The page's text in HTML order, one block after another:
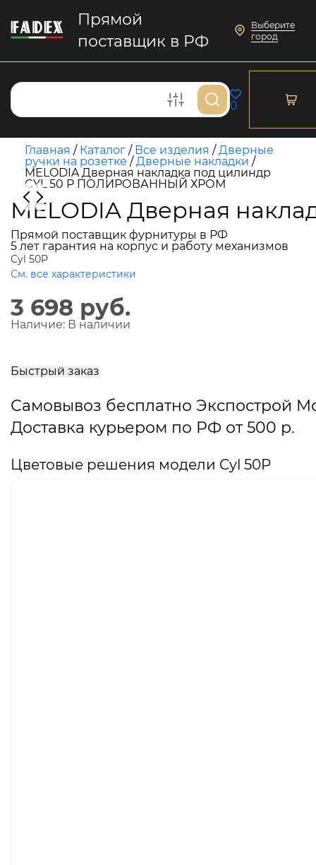
Прямой
поставщик в РФ
Выберите
город
0
Главная / Каталог / Все изделия /Дверные
ручки на розетке /Дверные накладки /
MELODIA Дверная накладка под цилиндр
CYL 50 P ПОЛИРОВАННЫЙ ХРОМ
MELODIA Дверная
Прямой поставщик фурнитуры в РФ
5 лет гарантия на корпус и работу механизмов
Cyl 50P
См. все характеристики
3 698 руб.
Наличие: В наличии
Быстрый заказ
Самовывоз бесплатно Экспострой
Доставка курьером по РФ от 500 р.
Цветовые решения модели Cyl 50P